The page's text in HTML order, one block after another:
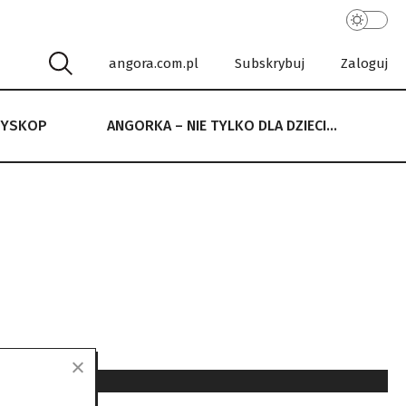
angora.com.pl Subskrybuj Zaloguj
ANGORKA – NIE TYLKO DLA DZIECI…
NIE TYLKO DLA DZIECI…